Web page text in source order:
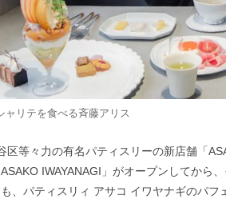
ャリテを食べる斉藤アリス
区等々力の有名パティスリーの新店舗「
ASAKO IWAYANAGI」がオープンしてか
、パティスリィ アサコ イワヤナギのパ